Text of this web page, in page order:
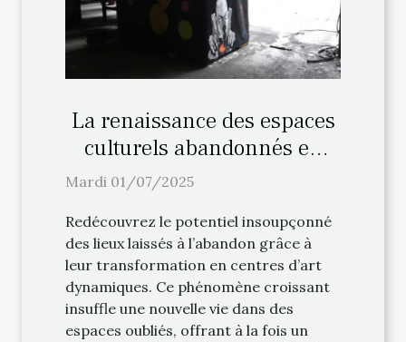
La renaissance des espaces
culturels abandonnés en
centres d'art
Mardi 01/07/2025
Redécouvrez le potentiel insoupçonné
des lieux laissés à l’abandon grâce à
leur transformation en centres d’art
dynamiques. Ce phénomène croissant
insuffle une nouvelle vie dans des
espaces oubliés, offrant à la fois un